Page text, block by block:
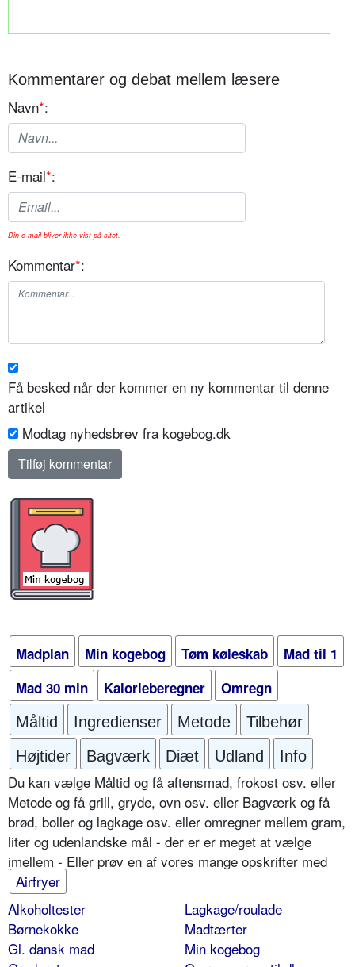
Kommentarer og debat mellem læsere
Navn*:
E-mail*:
Din e-mail bliver ikke vist på sitet.
Kommentar*:
Få besked når der kommer en ny kommentar til denne
artikel
Modtag nyhedsbrev fra kogebog.dk
Madplan Min kogebog Tøm køleskab
Mad til 1
Mad 30 min
Kalorieberegner Omregn
Måltid Ingredienser Metode
Tilbehør
Højtider
Bagværk Diæt Udland Info
Du kan vælge Måltid og få aftensmad, frokost osv. eller
Metode og få grill, gryde, ovn osv. eller Bagværk og få
brød, boller og lagkage osv. eller omregner mellem gram,
liter og udenlandske mål - der er er meget at vælge
imellem - Eller prøv en af vores mange opskrifter med
Airfryer
Alkoholtester
Børnekokke
Gl. dansk mad
Lagkage/roulade
Madtærter
Min kogebog